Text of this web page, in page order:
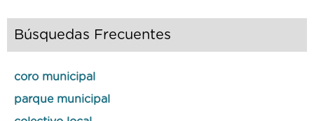
Búsquedas Frecuentes
coro municipal
parque municipal